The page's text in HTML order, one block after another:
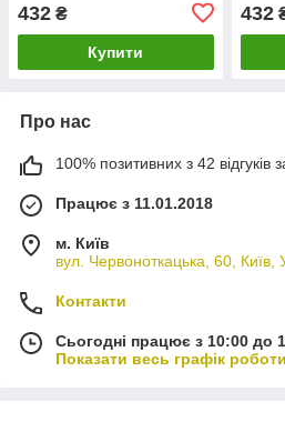
432 ₴
Купити
432
Про нас
100% позитивних з 42 відгуків
Працює з 11.01.2018
м. Київ
вул. Червоноткацька, 60, Київ,
Контакти
Сьогодні працює з 10:00 до
Показати весь графік роботи